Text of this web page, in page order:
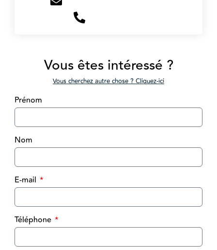
Vous êtes intéressé ?
Vous cherchez autre chose ? Cliquez-ici
Prénom
Nom
E-mail
Téléphone